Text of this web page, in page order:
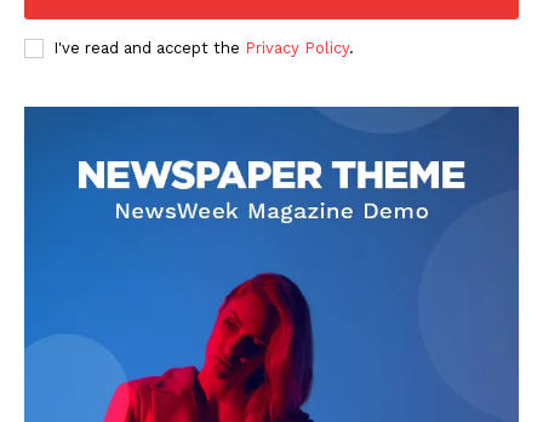
I've read and accept the Privacy Policy.